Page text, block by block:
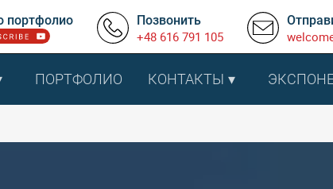
портфолио Позвонить
+48 616 791 105
ПОРТФОЛИО КОНТАКТЫ